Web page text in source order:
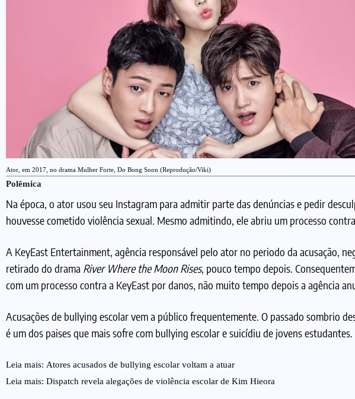
Ator, em 2017, no drama Mulher Forte, Do Bong Soon (Reprodução/Viki)
Polêmica
Na época, o ator usou seu Instagram para admitir parte das denúncias e pedir
houvesse cometido violência sexual. Mesmo admitindo, ele abriu um processo
A KeyEast Entertainment, agência responsável pelo ator no periodo da acusação,
retirado do drama River Where the Moon Rises, pouco tempo depois.
com um processo contra a KeyEast por danos, não muito tempo depois a agência
Acusações de bullying escolar vem a público frequentemente. O passado sombrio
é um dos paises que mais sofre com bullying escolar e suicídiu de jovens estudantes.
Leia mais: Atores acusados de bullying escolar voltam a atuar
Leia mais: Dispatch revela alegações de violência escolar de Kim Hieora